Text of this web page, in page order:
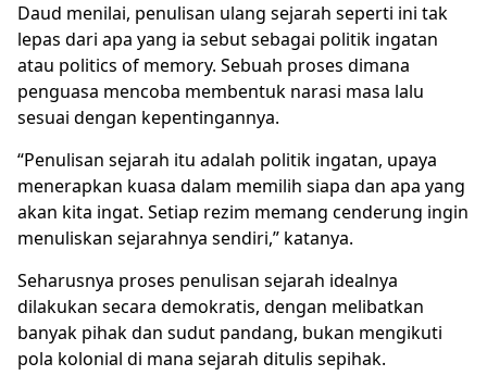
Daud menilai, penulisan ulang sejarah seperti ini tak
lepas dari apa yang ia sebut sebagai politik ingatan
atau politics of memory. Sebuah proses dimana
penguasa mencoba membentuk narasi masa lalu
sesuai dengan kepentingannya.
“Penulisan sejarah itu adalah politik ingatan, upaya
menerapkan kuasa dalam memilih siapa dan apa yang
akan kita ingat. Setiap rezim memang cenderung ingin
menuliskan sejarahnya sendiri,” katanya.
Seharusnya proses penulisan sejarah idealnya
dilakukan secara demokratis, dengan melibatkan
banyak pihak dan sudut pandang, bukan mengikuti
pola kolonial di mana sejarah ditulis sepihak.